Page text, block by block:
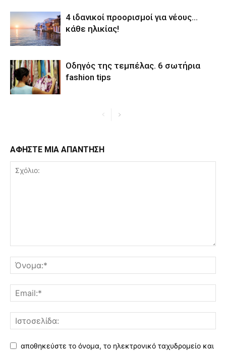
4 ιδανικοί προορισμοί για νέους…
κάθε ηλικίας!
Οδηγός της τεμπέλας. 6 σωτήρια
fashion tips
ΑΦΗΣΤΕ ΜΙΑ ΑΠΑΝΤΗΣΗ
αποθηκεύστε το όνομα, το ηλεκτρονικό ταχυδρομείο και